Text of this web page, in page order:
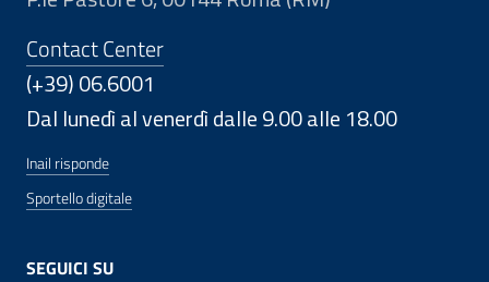
Contact Center
(+39) 06.6001
Dal lunedì al venerdì dalle 9.00 alle 18.00
Inail risponde
Sportello digitale
SEGUICI SU